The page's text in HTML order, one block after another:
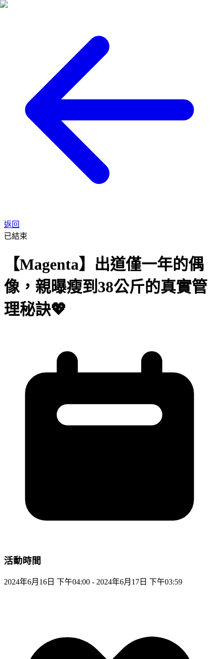
返回
已結束
【Magenta】出道僅一年的偶
像，親曝瘦到38公斤的真實管
理秘訣💖
活動時間
2024年6月16日 下午04:00 - 2024年6月17日 下午03:59